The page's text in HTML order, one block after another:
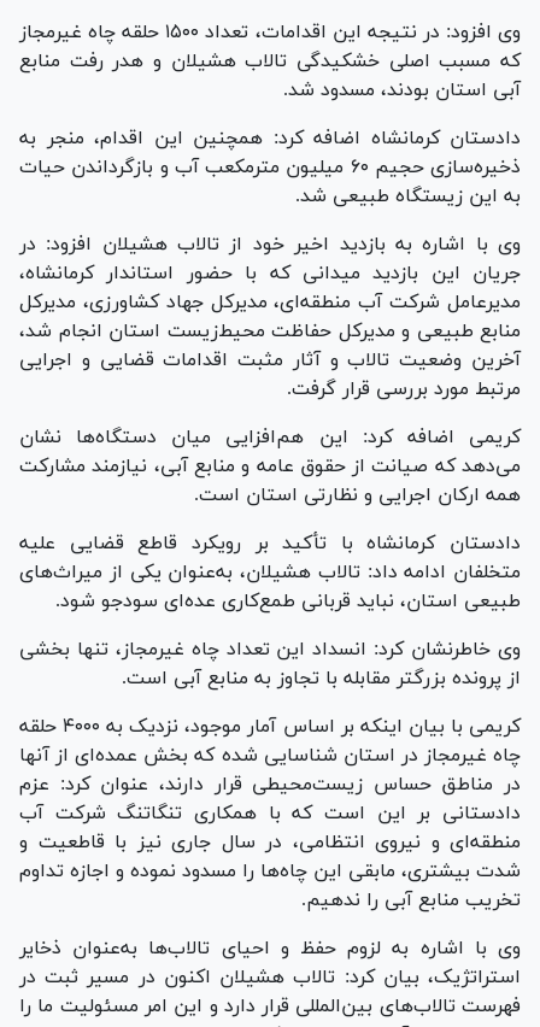
وی افزود: در نتیجه این اقدامات، تعداد ۱۵۰۰ حلقه چاه غیرمجاز
که مسبب اصلی خشکیدگی تالاب هشیلان و هدر رفت منابع
آبی استان بودند، مسدود شد.
دادستان کرمانشاه اضافه کرد: همچنین این اقدام، منجر به
ذخیره‌سازی حجیم ۶۰ میلیون مترمکعب آب و بازگرداندن حیات
به این زیستگاه طبیعی شد.
وی با اشاره به بازدید اخیر خود از تالاب هشیلان افزود: در
جریان این بازدید میدانی که با حضور استاندار کرمانشاه،
مدیرعامل شرکت آب منطقه‌ای، مدیرکل جهاد کشاورزی، مدیرکل
منابع طبیعی و مدیرکل حفاظت محیط‌زیست استان انجام شد،
آخرین وضعیت تالاب و آثار مثبت اقدامات قضایی و اجرایی
مرتبط مورد بررسی قرار گرفت.
کریمی اضافه کرد: این هم‌افزایی میان دستگاه‌ها نشان
می‌دهد که صیانت از حقوق عامه و منابع آبی، نیازمند مشارکت
همه ارکان اجرایی و نظارتی استان است.
دادستان کرمانشاه با تأکید بر رویکرد قاطع قضایی علیه
متخلفان ادامه داد: تالاب هشیلان، به‌عنوان یکی از میراث‌های
طبیعی استان، نباید قربانی طمع‌کاری عده‌ای سودجو شود.
وی خاطرنشان کرد: انسداد این تعداد چاه غیرمجاز، تنها بخشی
از پرونده بزرگتر مقابله با تجاوز به منابع آبی است.
کریمی با بیان اینکه بر اساس آمار موجود، نزدیک به ۴۰۰۰ حلقه
چاه غیرمجاز در استان شناسایی شده که بخش عمده‌ای از آنها
در مناطق حساس زیست‌محیطی قرار دارند، عنوان کرد: عزم
دادستانی بر این است که با همکاری تنگاتنگ شرکت آب
منطقه‌ای و نیروی انتظامی، در سال جاری نیز با قاطعیت و
شدت بیشتری، مابقی این چاه‌ها را مسدود نموده و اجازه تداوم
تخریب منابع آبی را ندهیم.
وی با اشاره به لزوم حفظ و احیای تالاب‌ها به‌عنوان ذخایر
استراتژیک، بیان کرد: تالاب هشیلان اکنون در مسیر ثبت در
فهرست تالاب‌های بین‌المللی قرار دارد و این امر مسئولیت ما را